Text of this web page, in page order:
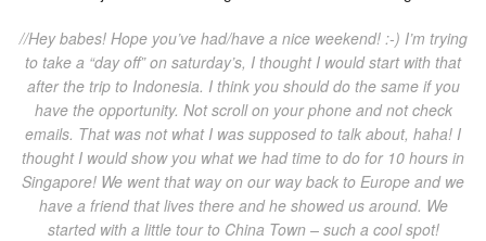
//Hey babes! Hope you’ve had/have a nice weekend! :-) I’m trying
to take a “day off” on saturday’s, I thought I would start with that
after the trip to Indonesia. I think you should do the same if you
have the opportunity. Not scroll on your phone and not check
emails. That was not what I was supposed to talk about, haha! I
thought I would show you what we had time to do for 10 hours in
Singapore! We went that way on our way back to Europe and we
have a friend that lives there and he showed us around. We
started with a little tour to China Town – such a cool spot!